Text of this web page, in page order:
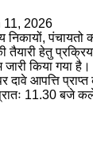
11, 2026
पंचायतो
तैयारी हेतु
किया गया
दावे आपत्ति
11.30 बजे